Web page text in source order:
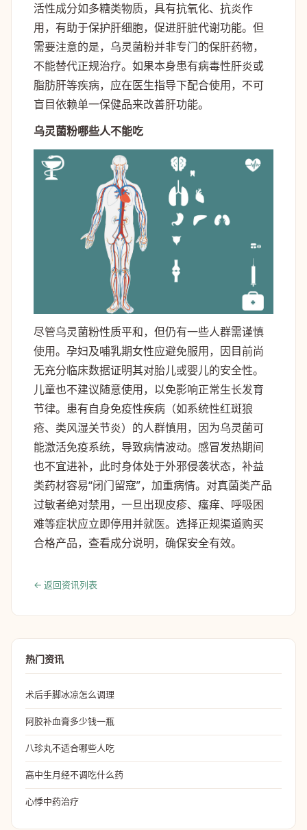
活性成分如多糖类物质，具有抗氧化、抗炎作
用，有助于保护肝细胞，促进肝脏代谢功能。但
需要注意的是，乌灵菌粉并非专门的保肝药物，
不能替代正规治疗。如果本身患有病毒性肝炎或
脂肪肝等疾病，应在医生指导下配合使用，不可
盲目依赖单一保健品来改善肝功能。
乌灵菌粉哪些人不能吃
尽管乌灵菌粉性质平和，但仍有一些人群需谨慎
使用。孕妇及哺乳期女性应避免服用，因目前尚
无充分临床数据证明其对胎儿或婴儿的安全性。
儿童也不建议随意使用，以免影响正常生长发育
节律。患有自身免疫性疾病（如系统性红斑狼
疮、类风湿关节炎）的人群慎用，因为乌灵菌可
能激活免疫系统，导致病情波动。感冒发热期间
也不宜进补，此时身体处于外邪侵袭状态，补益
类药材容易“闭门留寇”，加重病情。对真菌类产品
过敏者绝对禁用，一旦出现皮疹、瘙痒、呼吸困
难等症状应立即停用并就医。选择正规渠道购买
合格产品，查看成分说明，确保安全有效。
← 返回资讯列表
热门资讯
术后手脚冰凉怎么调理
阿胶补血膏多少钱一瓶
八珍丸不适合哪些人吃
高中生月经不调吃什么药
心悸中药治疗